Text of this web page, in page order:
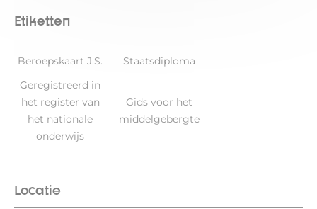
Etiketten
Beroepskaart J.S.
Staatsdiploma
Geregistreerd in
het register van
het nationale
onderwijs
Gids voor het
middelgebergte
Locatie